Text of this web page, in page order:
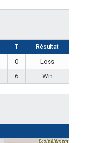
T Résultat
0
Loss
6 Win